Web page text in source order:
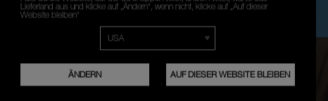
Lieferland aus und klicke auf „Ändern“, wenn nicht, klicke auf „Auf dieser
Website bleiben“
ÄNDERN AUF DIESER WEBSITE BLEIBEN